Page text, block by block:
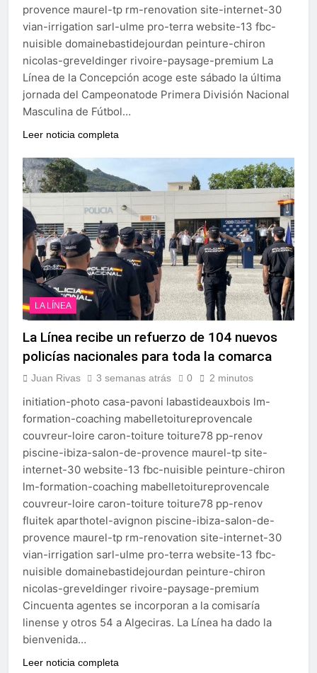
provence maurel-tp rm-renovation site-internet-30
vian-irrigation sarl-ulme pro-terra website-13 fbc-
nuisible domainebastidejourdan peinture-chiron
nicolas-greveldinger rivoire-paysage-premium La
Línea de la Concepción acoge este sábado la última
jornada del Campeonatode Primera División Nacional
Masculina de Fútbol…
Leer noticia completa
LA LÍNEA
La Línea recibe un refuerzo de 104 nuevos
policías nacionales para toda la comarca
Juan Rivas 3 semanas atrás 0 2 minutos
initiation-photo casa-pavoni labastideauxbois lm-
formation-coaching mabelletoitureprovencale
couvreur-loire caron-toiture toiture78 pp-renov
piscine-ibiza-salon-de-provence maurel-tp site-
internet-30 website-13 fbc-nuisible peinture-chiron
lm-formation-coaching mabelletoitureprovencale
couvreur-loire caron-toiture toiture78 pp-renov
fluitek aparthotel-avignon piscine-ibiza-salon-de-
provence maurel-tp rm-renovation site-internet-30
vian-irrigation sarl-ulme pro-terra website-13 fbc-
nuisible domainebastidejourdan peinture-chiron
nicolas-greveldinger rivoire-paysage-premium
Cincuenta agentes se incorporan a la comisaría
linense y otros 54 a Algeciras. La Línea ha dado la
bienvenida…
Leer noticia completa